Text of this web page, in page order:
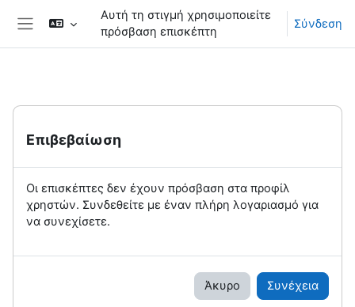
Μετάβαση στο κεντρικό περιεχόμενο
Πλευρικός πίνακας
Αυτή τη στιγμή χρησιμοποιείτε
πρόσβαση επισκέπτη
Σύνδεση
Επιβεβαίωση
Οι επισκέπτες δεν έχουν πρόσβαση στα προφίλ
χρηστών. Συνδεθείτε με έναν πλήρη λογαριασμό για
να συνεχίσετε.
Άκυρο Συνέχεια